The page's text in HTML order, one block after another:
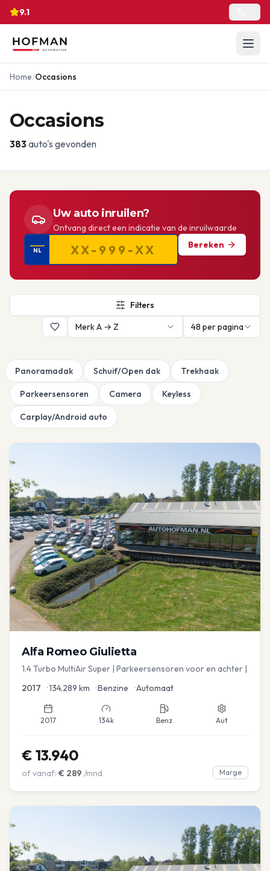
9.1
Home/Occasions
Occasions
383auto's gevonden
Uw auto inruilen?
Ontvang direct een indicatie van de inruilwaarde
NL
Bereken
Filters
Merk A → Z
48 per pagina
Panoramadak Schuif/Open dak Trekhaak
Parkeersensoren Camera Keyless
Carplay/Android auto
Alfa Romeo Giulietta
1.4 Turbo MultiAir Super | Parkeersensoren voor en achter |
2017 •134.289 km •Benzine •Automaat
2017 134k Benz Aut
€ 13.940
of vanaf: € 289 /mnd Marge